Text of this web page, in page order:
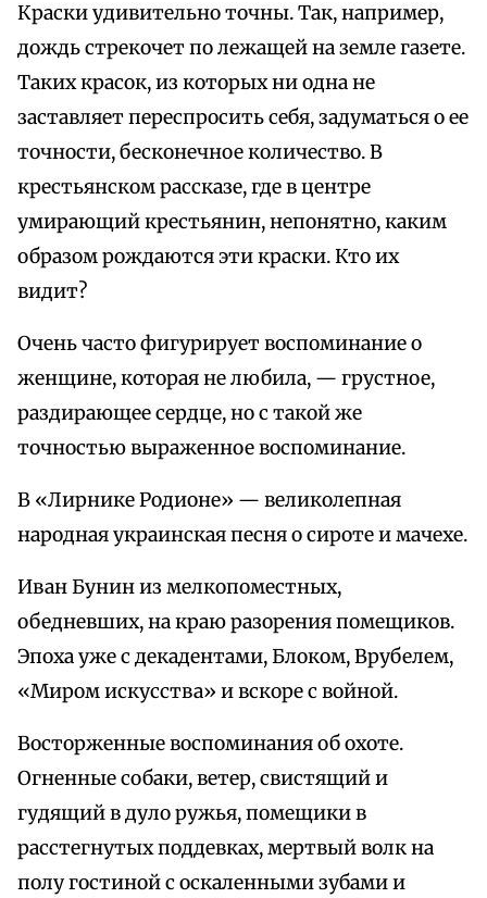
Краски удивительно точны. Так, например,
дождь стрекочет по лежащей на земле газете.
Таких красок, из которых ни одна не
заставляет переспросить себя, задуматься о ее
точности, бесконечное количество. В
крестьянском рассказе, где в центре
умирающий крестьянин, непонятно, каким
образом рождаются эти краски. Кто их
видит?
Очень часто фигурирует воспоминание о
женщине, которая не любила, — грустное,
раздирающее сердце, но с такой же
точностью выраженное воспоминание.
В «Лирнике Родионе» — великолепная
народная украинская песня о сироте и мачехе.
Иван Бунин из мелкопоместных,
обедневших, на краю разорения помещиков.
Эпоха уже с декадентами, Блоком, Врубелем,
«Миром искусства» и вскоре с войной.
Восторженные воспоминания об охоте.
Огненные собаки, ветер, свистящий и
гудящий в дуло ружья, помещики в
расстегнутых поддевках, мертвый волк на
полу гостиной с оскаленными зубами и